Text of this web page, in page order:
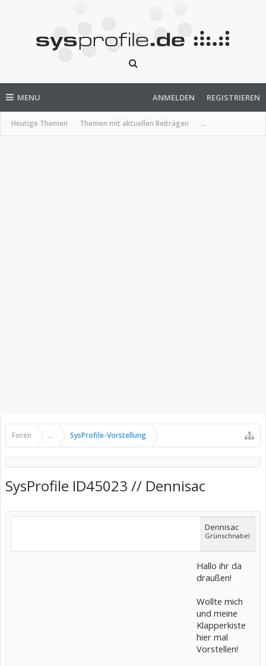
MENU
Heutige Themen Themen mit aktuellen Beiträgen ...
ANMELDEN REGISTRIEREN
Foren ... SysProfile-Vorstellung
SysProfile ID45023 // Dennisac
Dennisac
Grünschnabel
Hallo ihr da
draußen!
Wollte mich
und meine
Klapperkiste
hier mal
Vorstellen!